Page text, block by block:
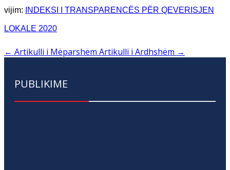
vijim: INDEKSI I TRANSPARENCËS PËR QEVERISJEN
LOKALE 2020
← Artikulli i Mëparshëm Artikulli i Ardhshëm →
PUBLIKIME